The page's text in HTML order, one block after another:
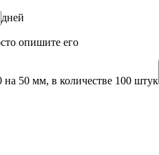
дней
опишите его
50 мм, в количестве 100 штук